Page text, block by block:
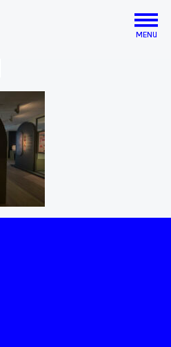
MENU